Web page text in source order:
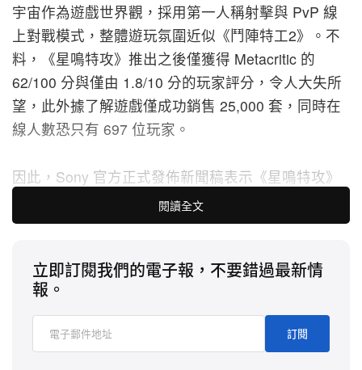
宇宙作為遊戲世界觀，採用第一人稱射擊與 PvP 線
上對戰模式，整體遊玩氛圍近似《鬥陣特工2》。不
料，《星鳴特攻》推出之後僅獲得 Metacritic 的
62/100 分與僅由 1.8/10 分的玩家評分，令人大失所
望，此外據了解遊戲僅成功銷售 25,000 套，同時在
線人數恐只有 697 位玩家。
因此，Sony 官方正式發佈新聞稿表示《星鳴特攻》
因未達預期，將於美國時間 9 月 6 日正式關閉營運，
並全數退款給已購買遊戲的玩家，且遊戲銷售現已停
慘淡結局，預計將是 Sony 針對線上遊戲開發的一大
失利。
An important update on Concord from Firewalk
閱讀全文
立即訂閱我們的電子報，不要錯過最新情
報。
訂閱